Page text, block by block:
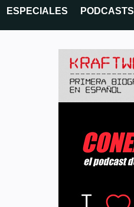
ESPECIALES PODCASTS